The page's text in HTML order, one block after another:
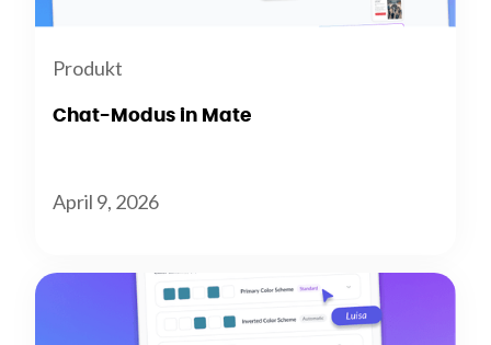
Produkt
Chat-Modus in Mate
April 9, 2026